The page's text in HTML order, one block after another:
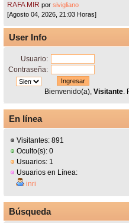
RAFA MIR porsivigliano
[Agosto 04, 2026, 21:03 Horas]
User Info
Usuario:
Contraseña:
Bienvenido(a), Visitante.
En línea
Visitantes: 891
Oculto(s): 0
Usuarios: 1
Usuarios en Línea:
inri
Búsqueda